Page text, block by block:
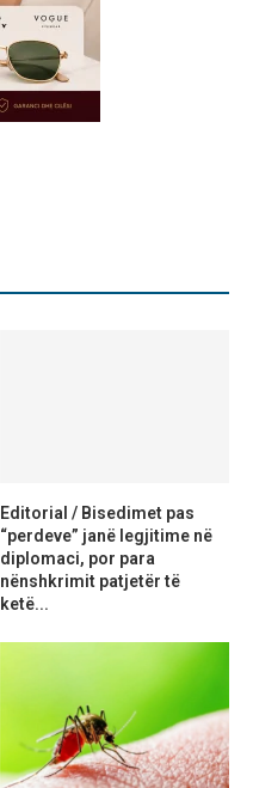
Editorial / Bisedimet pas
“perdeve” janë legjitime në
diplomaci, por para
nënshkrimit patjetër të
ketë...